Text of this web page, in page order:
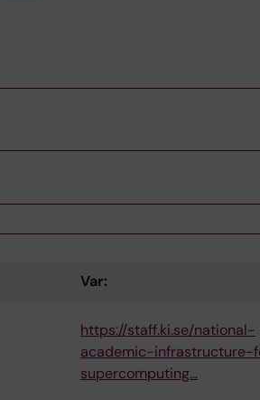
Var:
https://staff.ki.se/national-
academic-infrastructure-
supercomputing…